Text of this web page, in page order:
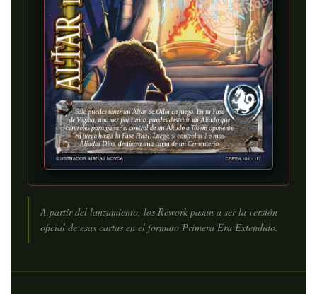
A partir del lanzamiento, los Rework pasan a ser la versión
oficial de esas cartas en el formato Primera Era Extendido.